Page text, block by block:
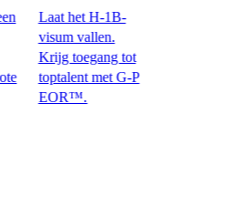
Laat het H-1B-
visum vallen.
Krijg toegang tot
toptalent met G-P
EOR™.​​